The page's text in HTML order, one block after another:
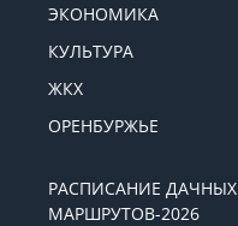
ЭКОНОМИКА
КУЛЬТУРА
ЖКХ
ОРЕНБУРЖЬЕ
РАСПИСАНИЕ ДАЧНЫХ
МАРШРУТОВ-2026